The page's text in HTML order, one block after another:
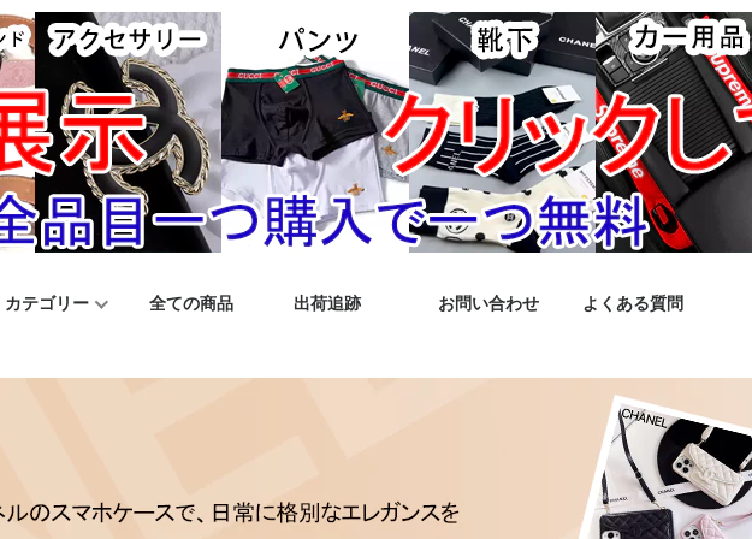
カテゴリー 全ての商品 出荷追跡 お問い合わせ よくある質問